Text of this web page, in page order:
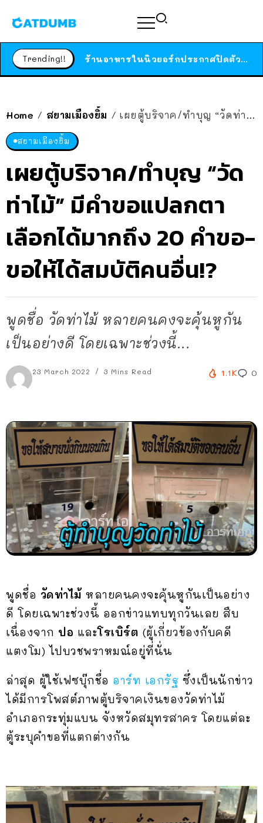
Trending!! ร้านอาหารในนิวยอร์กประกาศปิดตัวลง หลังอยู่มานานกว่า 45 ปี ติดป้ายขอบคุณลูกค้าทุกคน แถมสูตรทำไวท์ซอสให้แบบจัดเต็ม
Home / สยามเมืองยิ้ม / เผยตู้บริจาค/ทำบุญ “วัดท่าไม้” มีคำขอแปลกตา เลือกได้มากถึง 20 คำขอ-ขอให้ได้สมบัติคนอื่น!?
สยามเมืองยิ้ม
เผยตู้บริจาค/ทำบุญ “วัด
ท่าไม้” มีคำขอแปลกตา
เลือกได้มากถึง 20 คำขอ-
ขอให้ได้สมบัติคนอื่น!?
พูดชื่อ วัดท่าไม้ หลายคนคงจะคุ้นหูกัน
เป็นอย่างดี โดยเฉพาะช่วงนี้...
23 March 2022 3 Mins Read 1.1K 0
พูดชื่อ วัดท่าไม้ หลายคนคงจะคุ้นหูกันเป็นอย่าง
ดี โดยเฉพาะช่วงนี้ ออกข่าวแทบทุกวันเลย สืบ
เนื่องจาก ปอ และโรเบิร์ต (ผู้เกี่ยวข้องกับคดี
แตงโม) ไปบวชพราหมณ์อยู่ที่นั่น
ล่าสุด ผู้ใช้เฟซบุ๊กชื่อ อาร์ท เอกรัฐ ซึ่งเป็นนักข่าว
ได้มีการโพสต์ภาพตู้บริจาคเงินของวัดท่าไม้
อำเภอกระทุ่มแบน จังหวัดสมุทรสาคร โดยแต่ละ
ตู้ระบุคำขอที่แตกต่างกัน